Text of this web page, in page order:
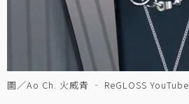
圖／Ao Ch. 火威青 ‐ ReGLOSS YouTube